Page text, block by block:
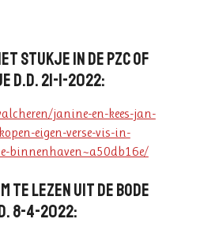
stukje in de PZC of
21-1-2022:
janine-en-kees-jan-
eigen-verse-vis-in-
binnenhaven~a50db16e/
te lezen uit de Bode
8-4-2022: